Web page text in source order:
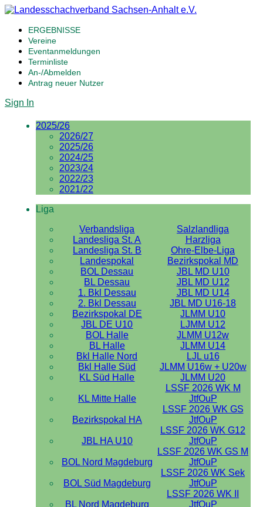
ERGEBNISSE
Vereine
Eventanmeldungen
Terminliste
An-/Abmelden
Antrag neuer Nutzer
Sign In
2025/26
2026/27
2025/26
2024/25
2023/24
2022/23
2021/22
Liga
Verbandsliga
Salzlandliga
Landesliga St. A
Harzliga
Landesliga St. B
Ohre-Elbe-Liga
Landespokal
Bezirkspokal MD
BOL Dessau
JBL MD U10
BL Dessau
JBL MD U12
1. Bkl Dessau
JBL MD U14
2. Bkl Dessau
JBL MD U16-18
Bezirkspokal DE
JLMM U10
JBL DE U10
LJMM U12
BOL Halle
JLMM U12w
BL Halle
JLMM U14
Bkl Halle Nord
LJL u16
Bkl Halle Süd
JLMM U16w + U20w
KL Süd Halle
JLMM U20
KL Mitte Halle
LSSF 2026 WK M
JtfOuP
Bezirkspokal HA
LSSF 2026 WK GS
JtfOuP
JBL HA U10
LSSF 2026 WK G12
JtfOuP
BOL Nord Magdeburg
LSSF 2026 WK GS M
JtfOuP
BOL Süd Magdeburg
LSSF 2026 WK Sek
JtfOuP
BL Nord Magdeburg
LSSF 2026 WK II
JtfOuP